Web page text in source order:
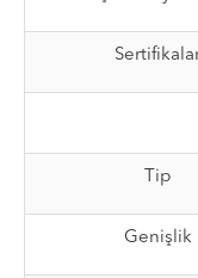
Tip
Genişlik